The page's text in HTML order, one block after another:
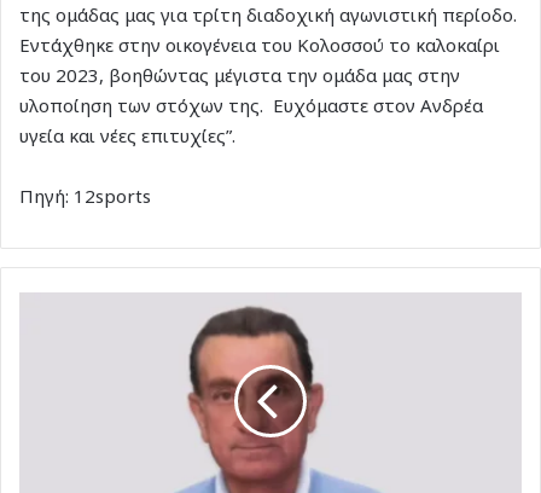
της ομάδας μας για τρίτη διαδοχική αγωνιστική περίοδο.
Εντάχθηκε στην οικογένεια του Κολοσσού το καλοκαίρι
του 2023, βοηθώντας μέγιστα την ομάδα μας στην
υλοποίηση των στόχων της. Ευχόμαστε στον Ανδρέα
υγεία και νέες επιτυχίες”.
Πηγή: 12sports